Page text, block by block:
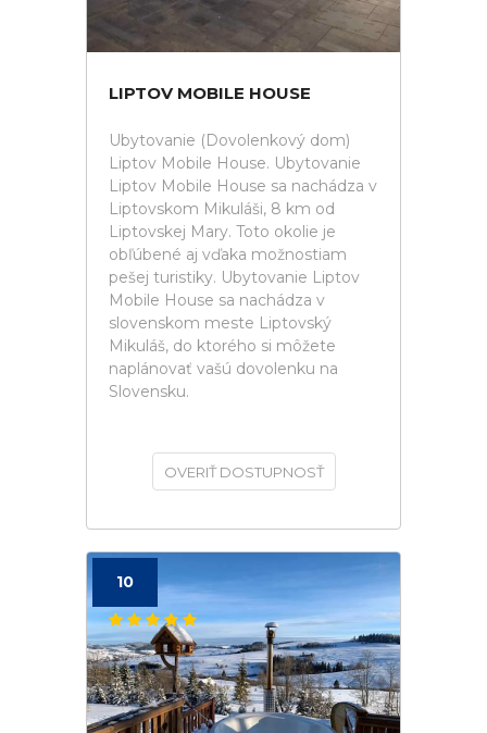
LIPTOV MOBILE HOUSE
Ubytovanie (Dovolenkový dom)
Liptov Mobile House. Ubytovanie
Liptov Mobile House sa nachádza v
Liptovskom Mikuláši, 8 km od
Liptovskej Mary. Toto okolie je
obľúbené aj vďaka možnostiam
pešej turistiky. Ubytovanie Liptov
Mobile House sa nachádza v
slovenskom meste Liptovský
Mikuláš, do ktorého si môžete
naplánovať vašú dovolenku na
Slovensku.
OVERIŤ DOSTUPNOSŤ
10